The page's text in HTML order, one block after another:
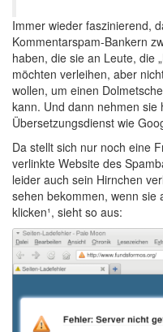
Immer wieder faszinierend,
Kommentarspam-Bankern
haben, die sie an Leute, die
möchten verleihen, aber
wollen, um einen
kann. Und dann nehmen sie
Übersetzungsdienst wie
Da stellt sich nur noch eine
verlinkte Website des
leider auch sein Hirnchen
sehen bekommen, wenn sie
klicken¹, sieht so aus: